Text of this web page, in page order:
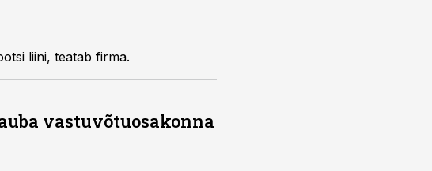
liini, teatab firma.
vastuvõtuosakonna